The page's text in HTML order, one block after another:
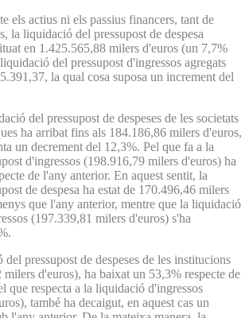
els actius ni els passius financers, tant de
la liquidació del pressupost de despesa
en 1.425.565,88 milers d'euros (un 7,7%
del pressupost d'ingressos agregats
la qual cosa suposa un increment del
del pressupost de despeses de les societats
ha arribat fins als 184.186,86 milers d'euros,
un decrement del 12,3%. Pel que fa a la
d'ingressos (198.916,79 milers d'euros) ha
de l'any anterior. En aquest sentit, la
de despesa ha estat de 170.496,46 milers
que l'any anterior, mentre que la liquidació
(197.339,81 milers d'euros) s'ha
pressupost de despeses de les institucions
d'euros), ha baixat un 53,3% respecte de
que respecta a la liquidació d'ingressos
també ha decaigut, en aquest cas un